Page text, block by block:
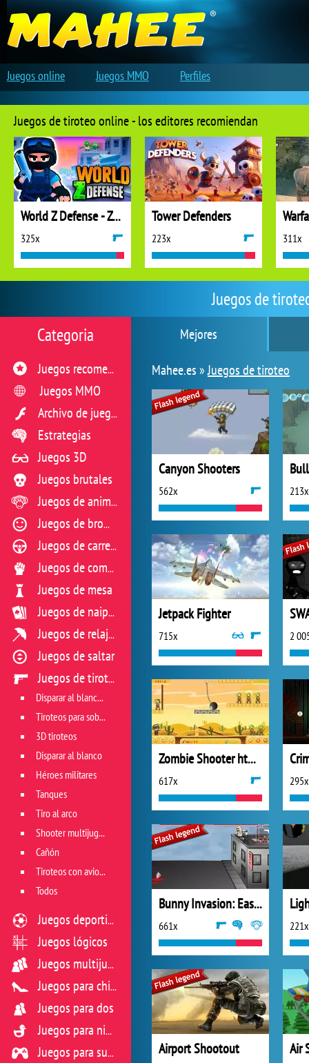
Juegos de
Mejores
Mahee.es »Juegos de tiroteo
Canyon Shooters
562x 213x
Jetpack Fighter
715x 2
Zombie Shooter html5
617x 295x
Bunny Invasion: Easter Special
661x 221x
Airport Shootout Air
Categoria
Juegos recomendados
Juegos MMO
Archivo de juegos flash
Estrategias
Juegos 3D
Juegos brutales
Juegos de animales
Juegos de broma
Juegos de carreras
Juegos de combate
Juegos de mesa
Juegos de naipes
Juegos de relajación
Juegos de saltar
Juegos de tiroteo
Disparar al blanco vivo
Tiroteos para sobrevivir
3D tiroteos
Disparar al blanco
Héroes militares
Tanques
Tiro al arco
Shooter multijugador
Cañón
Tiroteos con aviones
Todos
Juegos deportivos
Juegos lógicos
Juegos multijugador
Juegos para chicas
Juegos para dos
Juegos para niños
Juegos para sus reflejos
Juegos de tiroteo online - los editores recomiendan
World Z Defense - Zombie Defense
325x
Tower Defenders
223x 311x
Juegos online Juegos MMO Perfiles